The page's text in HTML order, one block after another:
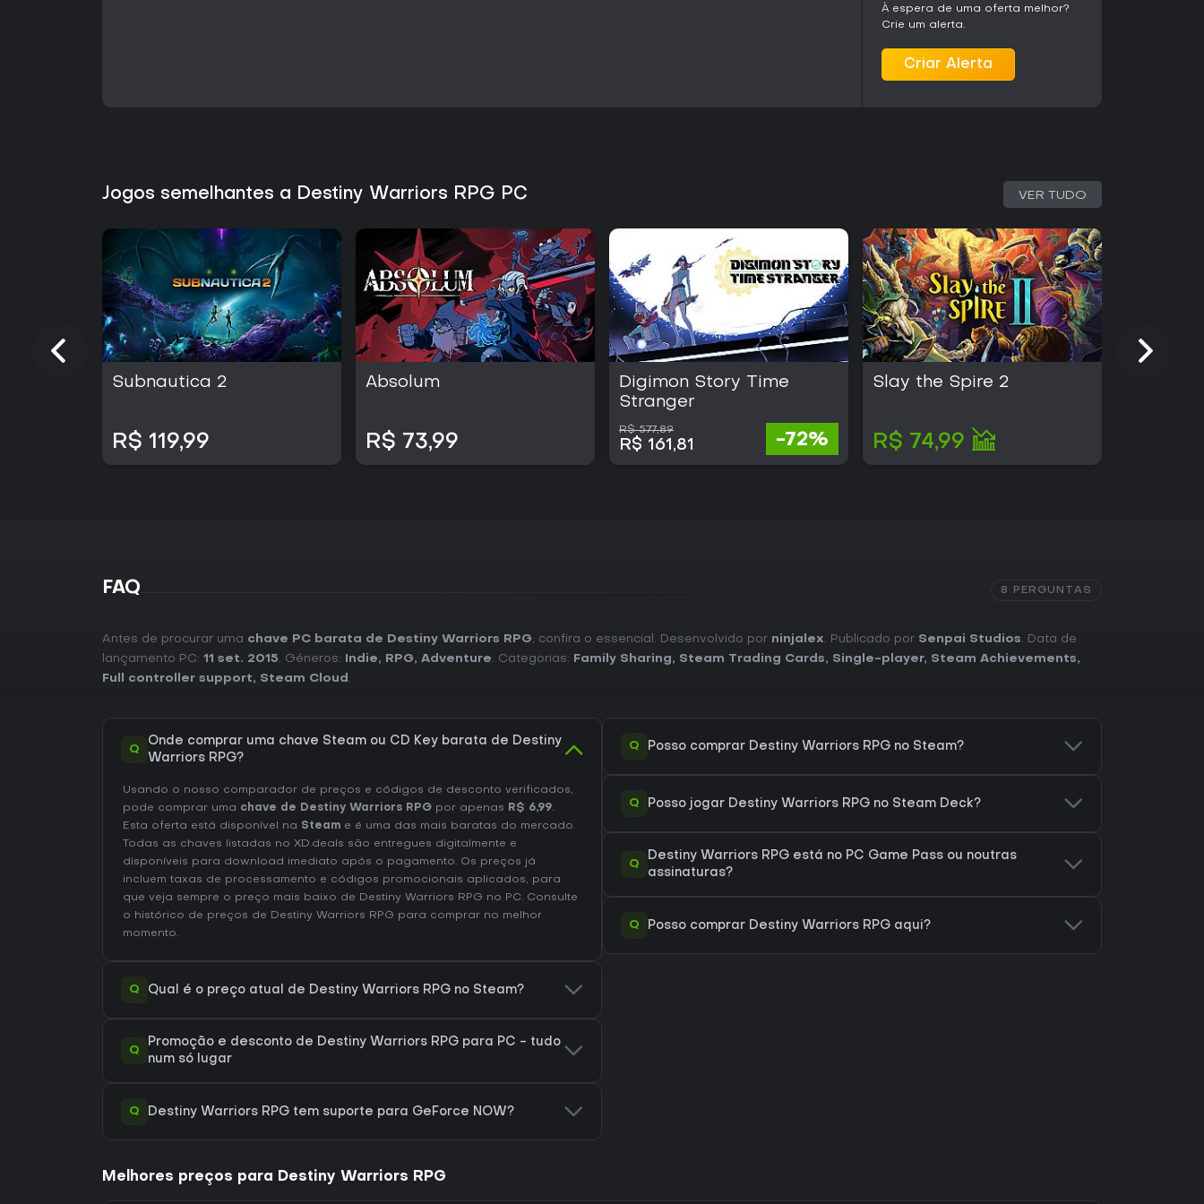
À espera de uma oferta melhor?
Crie um alerta.
Criar Alerta
Jogos semelhantes a Destiny Warriors RPG PC VER TUDO
Subnautica 2
R$ 119,99
Absolum
R$ 73,99
Digimon Story Time
Stranger
R$ 577,89
R$ 161,81 -72%
Slay the Spire 2
R$ 74,99
FAQ 8 PERGUNTAS
Antes de procurar uma chave PC barata de Destiny Warriors RPG, confira o essencial. Desenvolvido por ninjalex. Publicado por Senpai Studios. Data de
lançamento PC: 11 set. 2015. Géneros: Indie, RPG, Adventure. Categorias: Family Sharing, Steam Trading Cards, Single-player, Steam Achievements,
Full controller support, Steam Cloud .
Q
Onde comprar uma chave Steam ou CD Key barata de Destiny
Warriors RPG?
Usando o nosso comparador de preços e códigos de desconto verificados,
pode comprar uma chave de Destiny Warriors RPG por apenas R$ 6,99.
Esta oferta está disponível na Steam e é uma das mais baratas do mercado.
Todas as chaves listadas no XD.deals são entregues digitalmente e
disponíveis para download imediato após o pagamento. Os preços já
incluem taxas de processamento e códigos promocionais aplicados, para
que veja sempre o preço mais baixo de Destiny Warriors RPG no PC. Consulte
o histórico de preços de Destiny Warriors RPG para comprar no melhor
momento.
Q Qual é o preço atual de Destiny Warriors RPG no Steam?
Q
Promoção e desconto de Destiny Warriors RPG para PC - tudo
num só lugar
Q Destiny Warriors RPG tem suporte para GeForce NOW?
Q Posso comprar Destiny Warriors RPG no Steam?
Q Posso jogar Destiny Warriors RPG no Steam Deck?
Q
Destiny Warriors RPG está no PC Game Pass ou noutras
assinaturas?
Q Posso comprar Destiny Warriors RPG aqui?
Melhores preços para Destiny Warriors RPG